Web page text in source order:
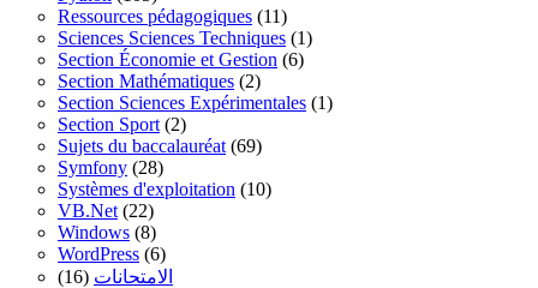
Ressources pédagogiques (11)
Sciences Sciences Techniques (1)
Section Économie et Gestion (6)
Section Mathématiques (2)
Section Sciences Expérimentales (1)
Section Sport (2)
Sujets du baccalauréat (69)
Symfony (28)
Systèmes d'exploitation (10)
VB.Net (22)
Windows (8)
WordPress (6)
الامتحانات (16)